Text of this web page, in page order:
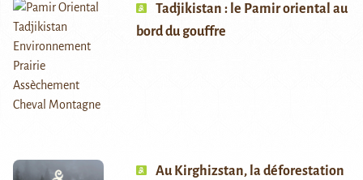
Tadjikistan : le Pamir oriental au
bord du gouffre
Au Kirghizstan, la déforestation